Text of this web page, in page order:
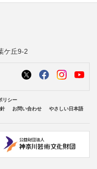
ケ丘9-2
リシー
お問い合わせ やさしい日本語